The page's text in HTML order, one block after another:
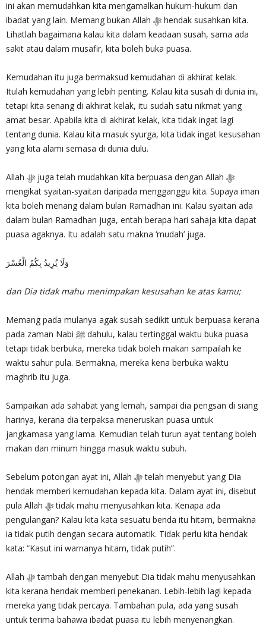
ini akan memudahkan kita mengamalkan hukum-hukum dan
ibadat yang lain. Memang bukan Allah‎ ﷻ hendak susahkan kita.
Lihatlah bagaimana kalau kita dalam keadaan susah, sama ada
sakit atau dalam musafir, kita boleh buka puasa.
Kemudahan itu juga bermaksud kemudahan di akhirat kelak.
Itulah kemudahan yang lebih penting. Kalau kita susah di dunia ini,
tetapi kita senang di akhirat kelak, itu sudah satu nikmat yang
amat besar. Apabila kita di akhirat kelak, kita tidak ingat lagi
tentang dunia. Kalau kita masuk syurga, kita tidak ingat kesusahan
yang kita alami semasa di dunia dulu.
Allah ‎ﷻ juga telah mudahkan kita berpuasa dengan Allah ‎ﷻ
mengikat syaitan-syaitan daripada mengganggu kita. Supaya iman
kita boleh menang dalam bulan Ramadhan ini. Kalau syaitan ada
dalam bulan Ramadhan juga, entah berapa hari sahaja kita dapat
puasa agaknya. Itu adalah satu makna ‘mudah’ juga.
وَلَا يُرِيدُ بِكُمُ الْعُسْرَ
dan Dia tidak mahu menimpakan kesusahan ke atas kamu;
Memang pada mulanya agak susah sedikit untuk berpuasa kerana
pada zaman Nabi ﷺ dahulu, kalau tertinggal waktu buka puasa
tetapi tidak berbuka, mereka tidak boleh makan sampailah ke
waktu sahur pula. Bermakna, mereka kena berbuka waktu
maghrib itu juga.
Sampaikan ada sahabat yang lemah, sampai dia pengsan di siang
harinya, kerana dia terpaksa meneruskan puasa untuk
jangkamasa yang lama. Kemudian telah turun ayat tentang boleh
makan dan minum hingga masuk waktu subuh.
Sebelum potongan ayat ini, Allah ‎ﷻ telah menyebut yang Dia
hendak memberi kemudahan kepada kita. Dalam ayat ini, disebut
pula Allah ‎ﷻ tidak mahu menyusahkan kita. Kenapa ada
pengulangan? Kalau kita kata sesuatu benda itu hitam, bermakna
ia tidak putih dengan secara automatik. Tidak perlu kita hendak
kata: “Kasut ini warnanya hitam, tidak putih”.
Allah ‎ﷻ tambah dengan menyebut Dia tidak mahu menyusahkan
kita kerana hendak memberi penekanan. Lebih-lebih lagi kepada
mereka yang tidak percaya. Tambahan pula, ada yang susah
untuk terima bahawa ibadat puasa itu lebih menyenangkan.